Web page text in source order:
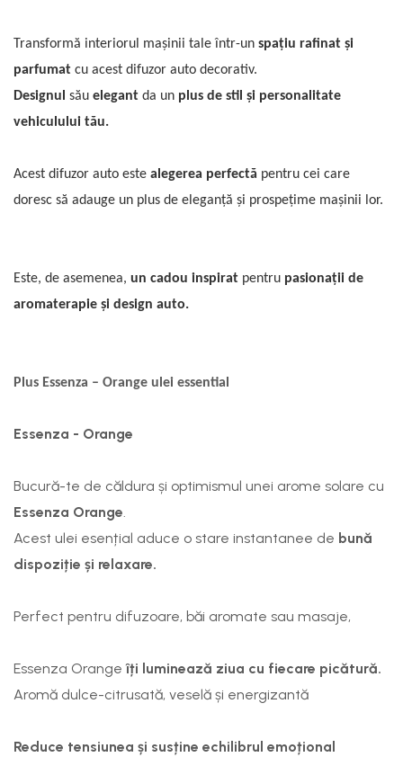
Transformă interiorul mașinii tale într-un spațiu rafinat și
parfumat cu acest difuzor auto decorativ.
Designul său elegant da un plus de stil și personalitate
vehiculului tău.
Acest difuzor auto este alegerea perfectă pentru cei care
doresc să adauge un plus de eleganță și prospețime mașinii lor.
Este, de asemenea, un cadou inspirat pentru pasionații de
aromaterapie și design auto.
Plus Essenza – Orange ulei essential
Essenza - Orange
Bucură-te de căldura și optimismul unei arome solare cu
Essenza Orange.
Acest ulei esențial aduce o stare instantanee de bună
dispoziție și relaxare.
Perfect pentru difuzoare, băi aromate sau masaje,
Essenza Orangeîți luminează ziua cu fiecare picătură.
Aromă dulce-citrusată, veselă și energizantă
Reduce tensiunea și susține echilibrul emoțional